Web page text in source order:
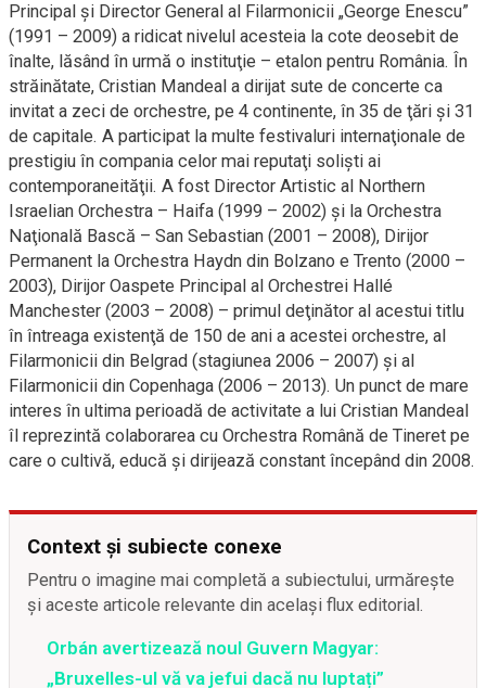
Principal şi Director General al Filarmonicii „George Enescu”
(1991 – 2009) a ridicat nivelul acesteia la cote deosebit de
înalte, lăsând în urmă o instituţie – etalon pentru România. În
străinătate, Cristian Mandeal a dirijat sute de concerte ca
invitat a zeci de orchestre, pe 4 continente, în 35 de ţări şi 31
de capitale. A participat la multe festivaluri internaţionale de
prestigiu în compania celor mai reputaţi solişti ai
contemporaneităţii. A fost Director Artistic al Northern
Israelian Orchestra – Haifa (1999 – 2002) şi la Orchestra
Naţională Bască – San Sebastian (2001 – 2008), Dirijor
Permanent la Orchestra Haydn din Bolzano e Trento (2000 –
2003), Dirijor Oaspete Principal al Orchestrei Hallé
Manchester (2003 – 2008) – primul deţinător al acestui titlu
în întreaga existenţă de 150 de ani a acestei orchestre, al
Filarmonicii din Belgrad (stagiunea 2006 – 2007) şi al
Filarmonicii din Copenhaga (2006 – 2013). Un punct de mare
interes în ultima perioadă de activitate a lui Cristian Mandeal
îl reprezintă colaborarea cu Orchestra Română de Tineret pe
care o cultivă, educă şi dirijează constant începând din 2008.
Context și subiecte conexe
Pentru o imagine mai completă a subiectului, urmărește
și aceste articole relevante din același flux editorial.
Orbán avertizează noul Guvern Magyar:
„Bruxelles-ul vă va jefui dacă nu luptați”